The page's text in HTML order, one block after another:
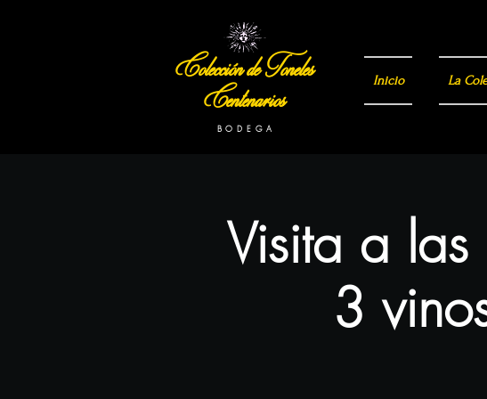
Visita a
3
Colección de Toneles
Centenarios Inicio La
B O D E G A